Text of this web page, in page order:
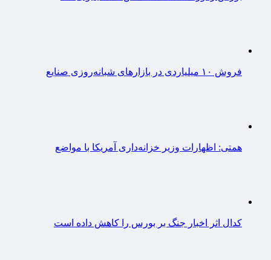
فروش ۱۰ میلیاردی در بازارهای شبانه‌روزی صنایع
همتی: اظهارات وزیر خزانه‌داری آمریکا با مواضع
کدال اثر اخبار جنگ بر بورس را کاهش داده است